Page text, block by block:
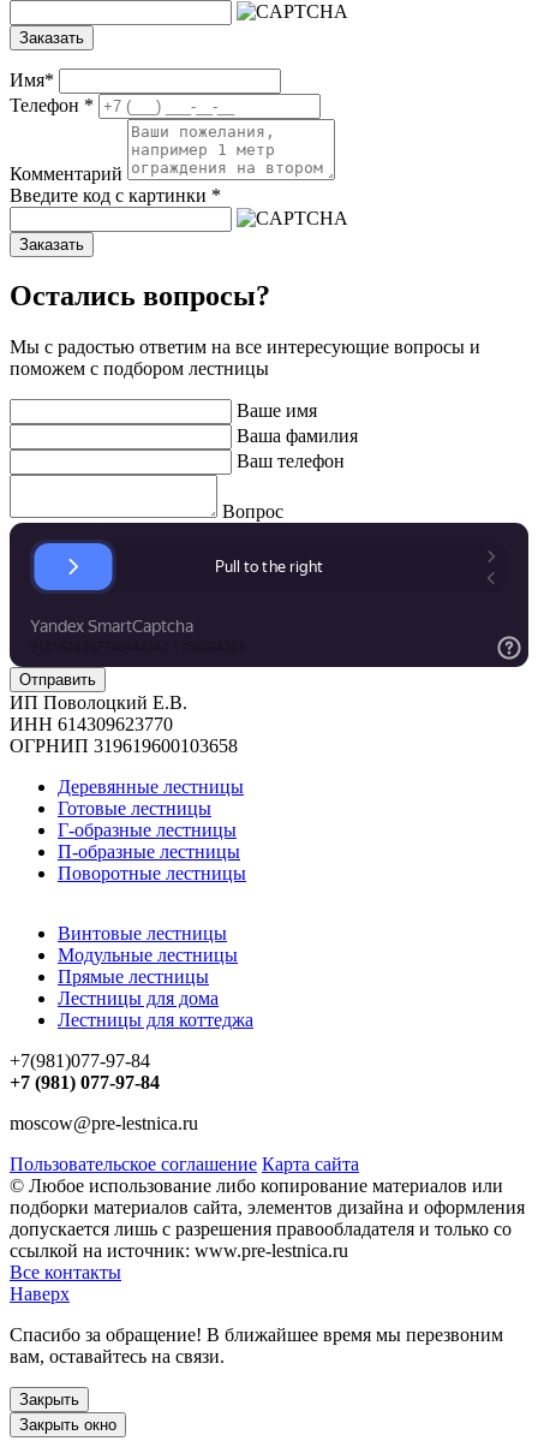
Заказать
Имя*
Телефон *
Комментарий
Введите код с картинки *
Заказать
Остались вопросы?
Мы с радостью ответим на все интересующие вопросы и
поможем с подбором лестницы
Ваше имя
Ваша фамилия
Ваш телефон
Вопрос
ИП Поволоцкий Е.В.
ИНН 614309623770
ОГРНИП 319619600103658
Деревянные лестницы
Готовые лестницы
Г-образные лестницы
П-образные лестницы
Поворотные лестницы
Винтовые лестницы
Модульные лестницы
Прямые лестницы
Лестницы для дома
Лестницы для коттеджа
+7(981)077-97-84
+7 (981) 077-97-84
moscow@pre-lestnica.ru
Пользовательское соглашение Карта сайта
© Любое использование либо копирование материалов или
подборки материалов сайта, элементов дизайна и оформления
допускается лишь с разрешения правообладателя и только со
ссылкой на источник: www.pre-lestnica.ru
Все контакты
Наверх
Спасибо за обращение! В ближайшее время мы перезвоним
вам, оставайтесь на связи.
Закрыть
Закрыть окно